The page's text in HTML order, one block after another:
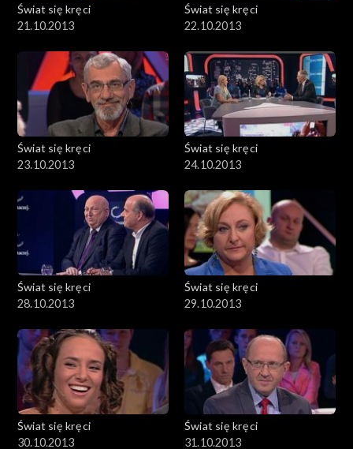
Świat się kręci
21.10.2013
Świat się kręci
22.10.2013
Świat się kręci
23.10.2013
Świat się kręci
24.10.2013
Świat się kręci
28.10.2013
Świat się kręci
29.10.2013
Świat się kręci
30.10.2013
Świat się kręci
31.10.2013